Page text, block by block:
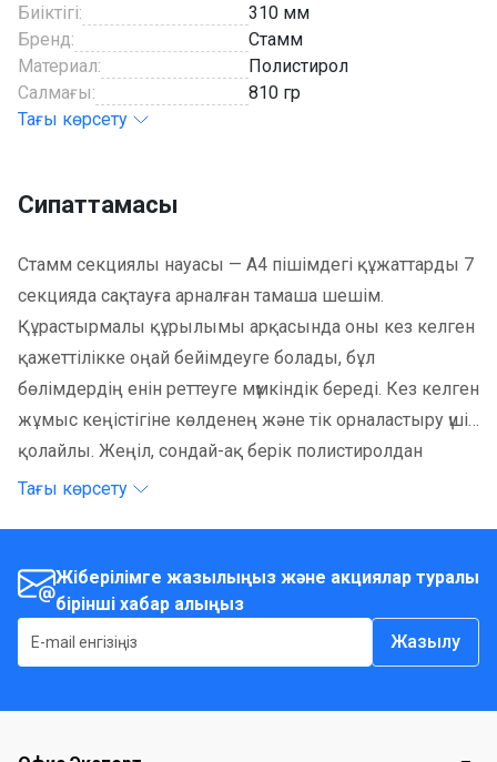
Биіктігі:
310 мм
Бренд:
Стамм
Материал:
Полистирол
Салмағы:
810 гр
Тағы көрсету
Сипаттамасы
Стамм секциялы науасы — А4 пішімдегі құжаттарды 7
секцияда сақтауға арналған тамаша шешім.
Құрастырмалы құрылымы арқасында оны кез келген
қажеттілікке оңай бейімдеуге болады, бұл
бөлімдердің енін реттеуге мүмкіндік береді. Кез келген
жұмыс кеңістігіне көлденең және тік орналастыру үшін
қолайлы. Жеңіл, сондай-ақ берік полистиролдан
жасалған корпусы ұзақ мерзімді пайдалануға кепілдік
астыңызда ұстай отырып, жұмыс
материалдарыңызды тиімді ұйымдастыруға
көмектеседі.
Тағы көрсету
Жіберілімге жазылыңыз және акциялар туралы
бірінші хабар алыңыз
Жазылу